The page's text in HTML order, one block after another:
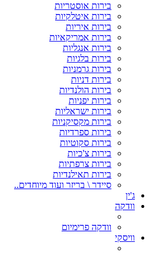
בירות אוסטריות
בירות איטלקיות
בירות איריות
בירות אמריקאיות
בירות אנגליות
בירות בלגיות
בירות גרמניות
בירות דניות
בירות הולנדיות
בירות יפניות
בירות ישראליות
בירות מקסיקניות
בירות ספרדיות
בירות סקוטיות
בירות צ'כיות
בירות צרפתיות
בירות תאילנדיות
סיידר \ בריזר ועוד מיוחדים..
ג'ין
וודקה
וודקה פרימיום
וויסקי